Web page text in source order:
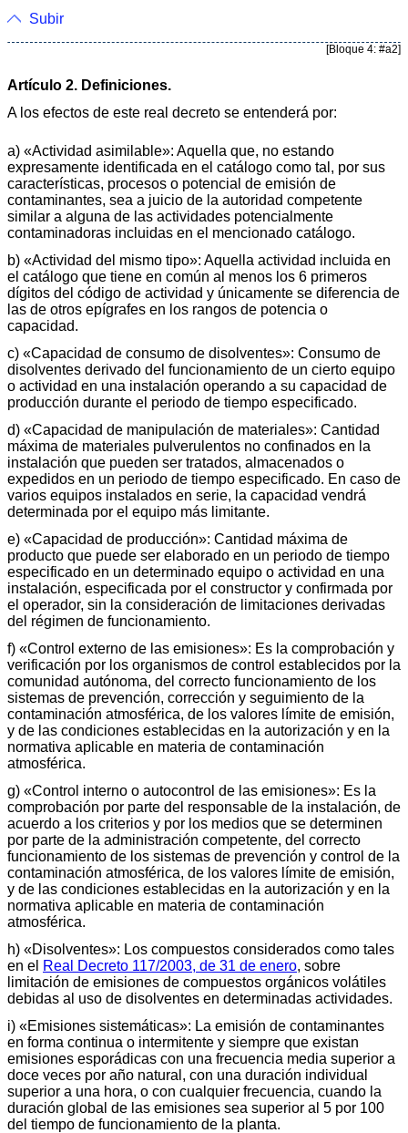
Subir
[Bloque 4: #a2]
Artículo 2. Definiciones.
A los efectos de este real decreto se entenderá por:
a) «Actividad asimilable»: Aquella que, no estando
expresamente identificada en el catálogo como tal, por sus
características, procesos o potencial de emisión de
contaminantes, sea a juicio de la autoridad competente
similar a alguna de las actividades potencialmente
contaminadoras incluidas en el mencionado catálogo.
b) «Actividad del mismo tipo»: Aquella actividad incluida en
el catálogo que tiene en común al menos los 6 primeros
dígitos del código de actividad y únicamente se diferencia de
las de otros epígrafes en los rangos de potencia o
capacidad.
c) «Capacidad de consumo de disolventes»: Consumo de
disolventes derivado del funcionamiento de un cierto equipo
o actividad en una instalación operando a su capacidad de
producción durante el periodo de tiempo especificado.
d) «Capacidad de manipulación de materiales»: Cantidad
máxima de materiales pulverulentos no confinados en la
instalación que pueden ser tratados, almacenados o
expedidos en un periodo de tiempo especificado. En caso de
varios equipos instalados en serie, la capacidad vendrá
determinada por el equipo más limitante.
e) «Capacidad de producción»: Cantidad máxima de
producto que puede ser elaborado en un periodo de tiempo
especificado en un determinado equipo o actividad en una
instalación, especificada por el constructor y confirmada por
el operador, sin la consideración de limitaciones derivadas
del régimen de funcionamiento.
f) «Control externo de las emisiones»: Es la comprobación y
verificación por los organismos de control establecidos por la
comunidad autónoma, del correcto funcionamiento de los
sistemas de prevención, corrección y seguimiento de la
contaminación atmosférica, de los valores límite de emisión,
y de las condiciones establecidas en la autorización y en la
normativa aplicable en materia de contaminación
atmosférica.
g) «Control interno o autocontrol de las emisiones»: Es la
comprobación por parte del responsable de la instalación, de
acuerdo a los criterios y por los medios que se determinen
por parte de la administración competente, del correcto
funcionamiento de los sistemas de prevención y control de la
contaminación atmosférica, de los valores límite de emisión,
y de las condiciones establecidas en la autorización y en la
normativa aplicable en materia de contaminación
atmosférica.
h) «Disolventes»: Los compuestos considerados como tales
en el Real Decreto 117/2003, de 31 de enero, sobre
limitación de emisiones de compuestos orgánicos volátiles
debidas al uso de disolventes en determinadas actividades.
i) «Emisiones sistemáticas»: La emisión de contaminantes
en forma continua o intermitente y siempre que existan
emisiones esporádicas con una frecuencia media superior a
doce veces por año natural, con una duración individual
superior a una hora, o con cualquier frecuencia, cuando la
duración global de las emisiones sea superior al 5 por 100
del tiempo de funcionamiento de la planta.